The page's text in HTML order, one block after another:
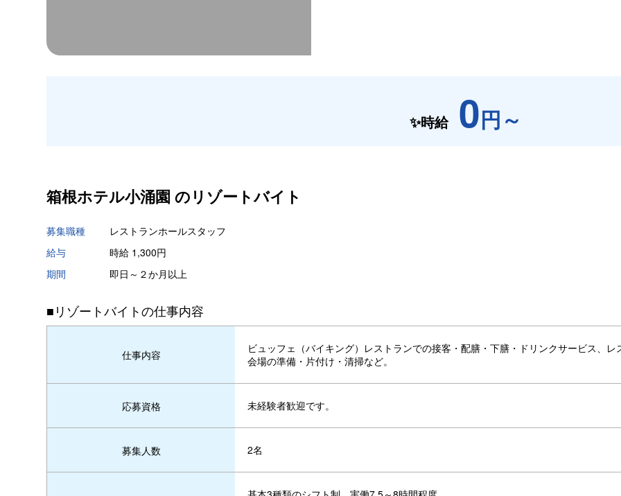
✨時給 0円～
箱根ホテル小涌園 のリゾートバイト
募集職種
レストランホールスタッフ
給与
時給 1,300円
期間
即日～２か月以上
■リゾートバイトの仕事内容
仕事内容
ビュッフェ（バイキング）レストランでの接客・配膳・下膳・ドリンクサービス、レ
会場の準備・片付け・清掃など。
応募資格 未経験者歓迎です。
募集人数 2名